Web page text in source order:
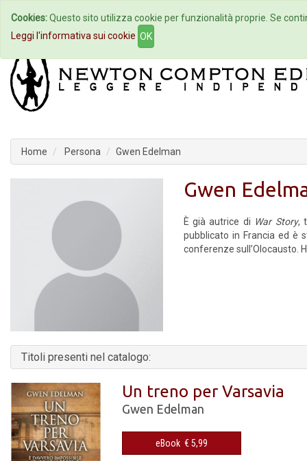
Home Autori Eventi
Home Persona Gwen Edelman
Gwen
È già autrice di War Story,
pubblicato in Francia ed è
conferenze sull’Olocausto.
Titoli presenti nel catalogo:
Un treno per Varsavia
Gwen Edelman
eBook € 5,99
Cookies:Questo sito utilizza cookie per funzionalità proprie. Se
Leggi l'informativa sui cookie OK